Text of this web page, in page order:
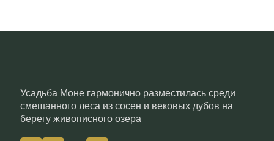
Усадьба Моне гармонично разместилась среди
смешанного леса из сосен и вековых дубов на
берегу живописного озера